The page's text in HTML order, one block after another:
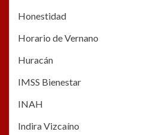
Honestidad
Horario de Vernano
Huracán
IMSS Bienestar
INAH
Indira Vizcaíno